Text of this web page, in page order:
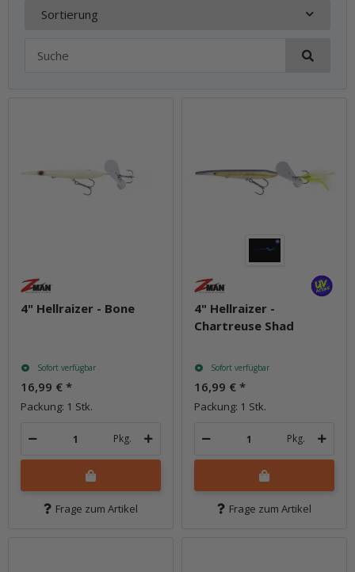
Sortierung
4" Hellraizer - Bone
Sofort verfügbar
16,99 € *
Packung: 1 Stk.
Pkg.
Frage zum Artikel
4" Hellraizer -
Chartreuse Shad
Sofort verfügbar
16,99 € *
Packung: 1 Stk.
Pkg.
Frage zum Artikel